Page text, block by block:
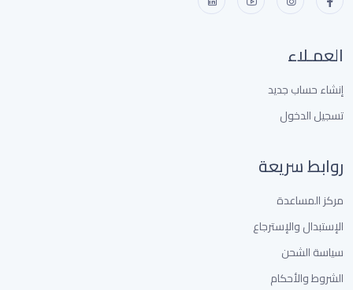
العمـلاء
إنشاء حساب جديد
تسجيل الدخول
روابط سريعة
مركز المساعدة
الإستبدال والإسترجاع
سياسة الشحن
الشروط والأحكام